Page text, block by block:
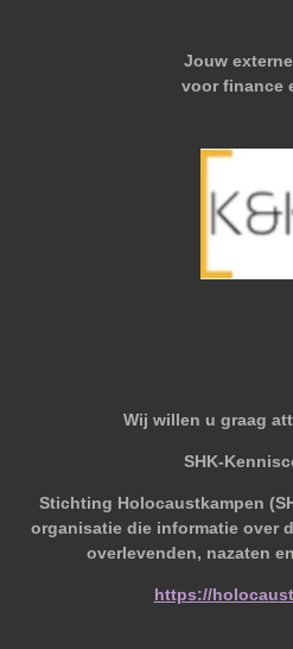
Jouw
voor finance
Wij willen u graag
SHK-
Stichting Holocaustkampen
organisatie die informatie over
overlevenden, nazaten
https://